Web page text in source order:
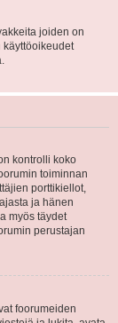
joiden on
käyttöoikeudet
kontrolli koko
toiminnan
porttikiellot,
ja hänen
myös täydet
perustajan
foorumeiden